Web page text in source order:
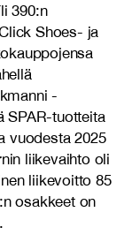
390:n
Shoes- ja
-
SPAR-tuotteita
vuodesta 2025
liikevaihto oli
liikevoitto85
osakkeet on